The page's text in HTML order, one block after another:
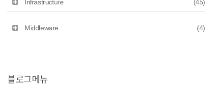
Infrastructure (45)
Middleware (4)
블로그메뉴